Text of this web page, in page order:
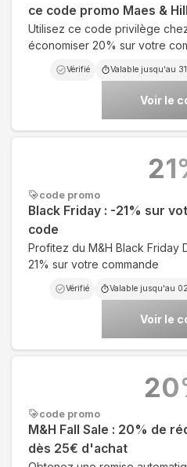
ce code promo Maes &
Utilisez ce code privilège
économiser 20% sur votre
Vérifié Valable jusqu'au
Voir le
code promo
Black Friday : -21% sur
code
Profitez du M&H Black Friday
21% sur votre commande
Vérifié Valable jusqu'au
Voir le
21
code promo
M&H Fall Sale : 20% de
dès 25€ d'achat
20